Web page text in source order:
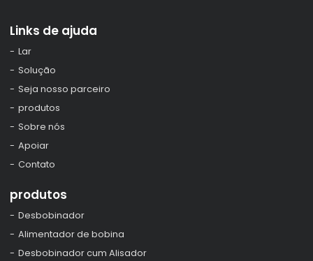
Links de ajuda
Lar
Solução
Seja nosso parceiro
produtos
Sobre nós
Apoiar
Contato
produtos
Desbobinador
Alimentador de bobina
Desbobinador cum Alisador